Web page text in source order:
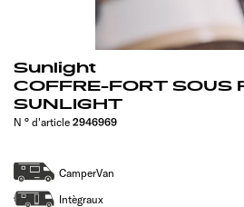
Sunlight
COFFRE-FORT SOUS
SUNLIGHT
N ° d'article 2946969
CamperVan
Intègraux